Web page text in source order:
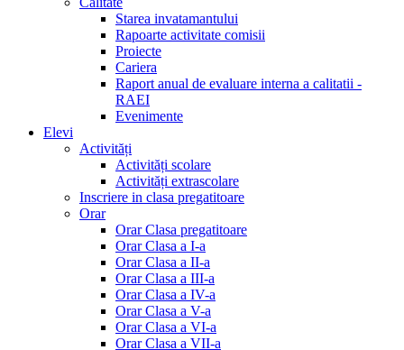
Starea invatamantului
Rapoarte activitate comisii
Proiecte
Cariera
Raport anual de evaluare interna a calitatii -
RAEI
Evenimente
Elevi
Activități
Activități scolare
Activități extrascolare
Inscriere in clasa pregatitoare
Orar
Orar Clasa pregatitoare
Orar Clasa a I-a
Orar Clasa a II-a
Orar Clasa a III-a
Orar Clasa a IV-a
Orar Clasa a V-a
Orar Clasa a VI-a
Orar Clasa a VII-a